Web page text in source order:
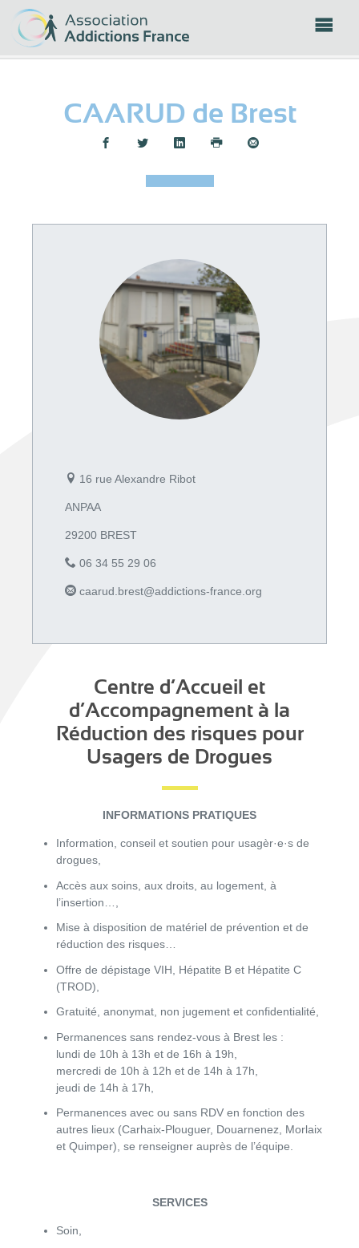
CAARUD de Brest
Partager :
16 rue Alexandre Ribot
ANPAA
29200 BREST
06 34 55 29 06
caarud.brest@addictions-france.org
Centre d’Accueil et
d’Accompagnement à la
Réduction des risques pour
Usagers de Drogues
INFORMATIONS PRATIQUES
Information, conseil et soutien pour usagèr·e·s de
drogues,
Accès aux soins, aux droits, au logement, à
l’insertion…,
Mise à disposition de matériel de prévention et de
réduction des risques…
Offre de dépistage VIH, Hépatite B et Hépatite C
(TROD),
Gratuité, anonymat, non jugement et confidentialité,
Permanences sans rendez-vous à Brest les :
lundi de 10h à 13h et de 16h à 19h,
mercredi de 10h à 12h et de 14h à 17h,
jeudi de 14h à 17h,
Permanences avec ou sans RDV en fonction des
autres lieux (Carhaix-Plouguer, Douarnenez, Morlaix
et Quimper), se renseigner auprès de l’équipe.
SERVICES
Soin,
Panneau de gestion des cookies